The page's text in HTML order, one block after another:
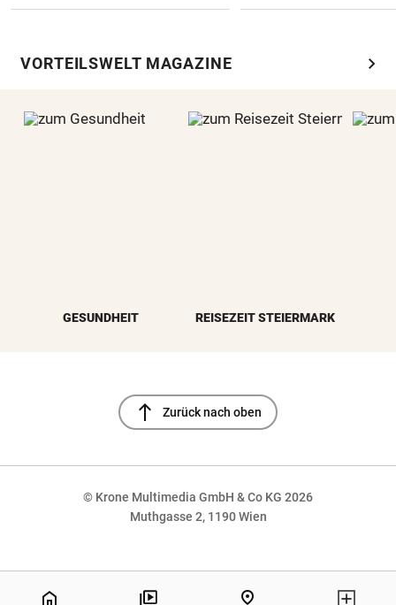
VORTEILSWELT MAGAZINE chevron_right
GESUNDHEIT REISEZEIT STEIERMARK
north Zurück nach oben
© Krone Multimedia GmbH & Co KG 2026
Muthgasse 2, 1190 Wien
home pin_drop
NaN%